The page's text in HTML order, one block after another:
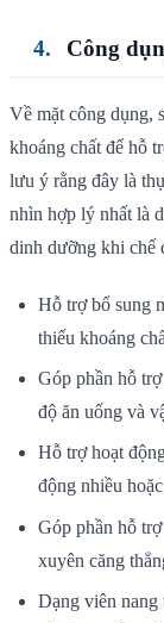
Công
Về mặt công dụng,
khoáng chất để hỗ
lưu ý rằng đây là
nhìn hợp lý nhất là
dinh dưỡng khi chế
Hỗ trợ bổ sung
thiếu khoáng
Góp phần hỗ
độ ăn uống và
Hỗ trợ hoạt
động nhiều
Góp phần hỗ
xuyên căng
Dạng viên nang